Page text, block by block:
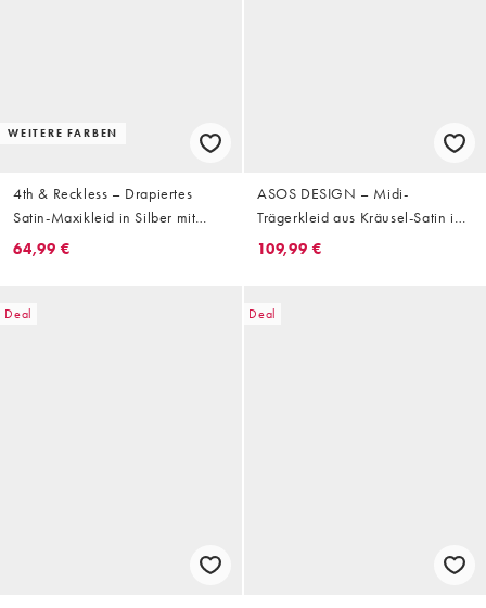
WEITERE FARBEN
4th & Reckless – Drapiertes
Satin-Maxikleid in Silber mit
One-Shoulder-Träger und
64,99 €
ASOS DESIGN – Midi-
Trägerkleid aus Kräusel-Satin in
Silber mit U-Ausschnitt und
109,99 €
Deal Deal